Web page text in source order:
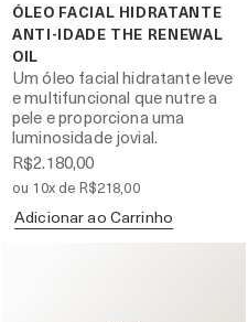
ÓLEO FACIAL HIDRATANTE
ANTI-IDADE THE RENEWAL
OIL
Um óleo facial hidratante leve
e multifuncional que nutre a
pele e proporciona uma
luminosidade jovial.
R$2.180,00
ou 10x de R$218,00
Adicionar ao Carrinho